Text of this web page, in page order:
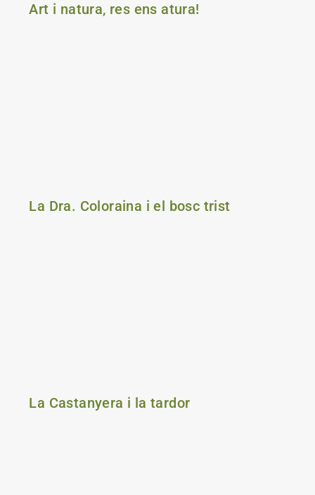
Art i natura, res ens atura!
La Dra. Coloraina i el bosc trist
La Castanyera i la tardor